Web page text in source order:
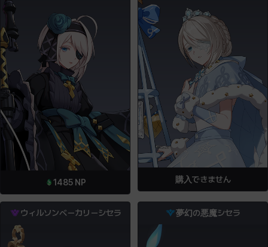
1485NP 購入できません
ウィルソンベーカリーシセラ 夢幻の悪魔シセラ